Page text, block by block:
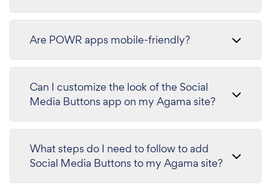
Are POWR apps mobile-friendly?
Can I customize the look of the Social
Media Buttons app on my Agama site?
What steps do I need to follow to add
Social Media Buttons to my Agama site?